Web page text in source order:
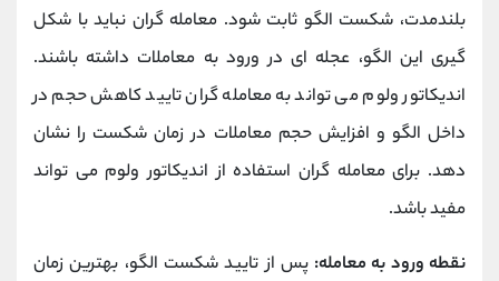
بلندمدت، شکست الگو ثابت شود. معامله گران نباید با شکل
گیری این الگو، عجله ای در ورود به معاملات داشته باشند.
اندیکاتور ولوم می تواند به معامله گران تایید کاهش حجم در
داخل الگو و افزایش حجم معاملات در زمان شکست را نشان
دهد. برای معامله گران استفاده از اندیکاتور ولوم می تواند
مفید باشد.
نقطه ورود به معامله: پس از تایید شکست الگو، بهترین زمان